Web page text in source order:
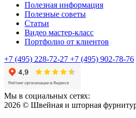
Полезная информация
Полезные советы
Статьи
Видео мастер-класс
Портфолио от клиентов
+7 (495) 228-72-27 +7 (495) 902-78-76
Мы в социальных сетях:
2026 © Швейная и шторная